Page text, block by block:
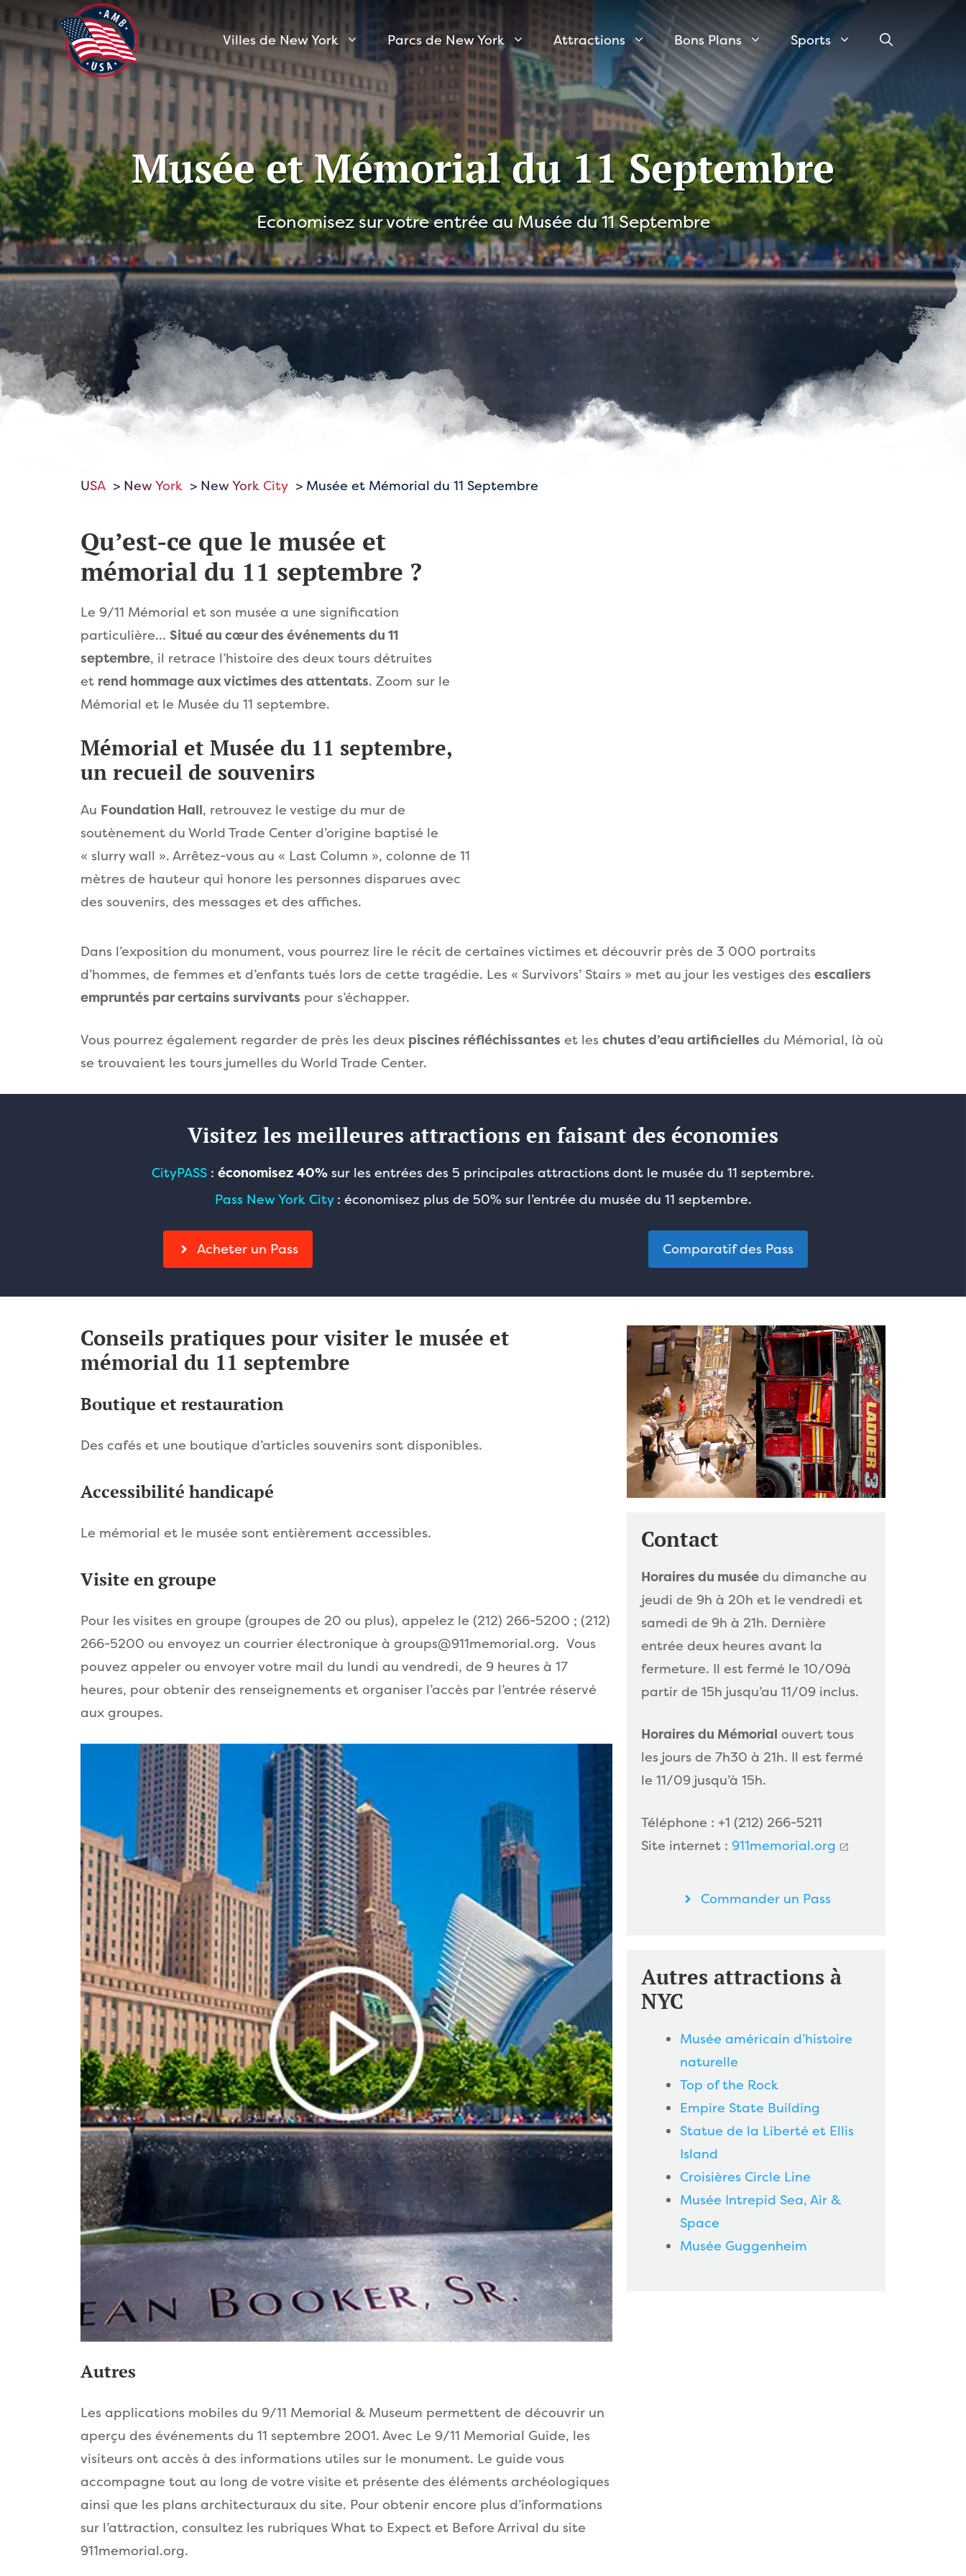
Aller
au
contenu
Villes de New York Parcs de New York Attractions Bons Plans Sports
Musée et Mémorial du 11 Septembre
Economisez sur votre entrée au Musée du 11 Septembre
USA New York New York City Musée et Mémorial du 11 Septembre
Qu’est-ce que le musée et
mémorial du 11 septembre ?
Le 9/11 Mémorial et son musée a une signification
particulière… Situé au cœur des événements du 11
septembre, il retrace l’histoire des deux tours détruites
et rend hommage aux victimes des attentats. Zoom sur le
Mémorial et le Musée du 11 septembre.
Mémorial et Musée du 11 septembre,
un recueil de souvenirs
Au Foundation Hall, retrouvez le vestige du mur de
soutènement du World Trade Center d’origine baptisé le
« slurry wall ». Arrêtez-vous au « Last Column », colonne de 11
mètres de hauteur qui honore les personnes disparues avec
des souvenirs, des messages et des affiches.
Dans l’exposition du monument, vous pourrez lire le récit de certaines victimes et découvrir près de 3 000 portraits
d’hommes, de femmes et d’enfants tués lors de cette tragédie. Les « Survivors’ Stairs » met au jour les vestiges des escaliers
empruntés par certains survivants pour s’échapper.
Vous pourrez également regarder de près les deux piscines réfléchissantes et les chutes d’eau artificielles du Mémorial, là où
se trouvaient les tours jumelles du World Trade Center.
Visitez les meilleures attractions en faisant des économies
CityPASS : économisez 40% sur les entrées des 5 principales attractions dont le musée du 11 septembre.
Pass New York City: économisez plus de 50% sur l’entrée du musée du 11 septembre.
Acheter un Pass Comparatif des Pass
Conseils pratiques pour visiter le musée et
mémorial du 11 septembre
Boutique et restauration
Des cafés et une boutique d’articles souvenirs sont disponibles.
Accessibilité handicapé
Le mémorial et le musée sont entièrement accessibles.
Visite en groupe
Pour les visites en groupe (groupes de 20 ou plus), appelez le (212) 266-5200 ; (212)
266-5200 ou envoyez un courrier électronique à groups@911memorial.org. Vous
pouvez appeler ou envoyer votre mail du lundi au vendredi, de 9 heures à 17
heures, pour obtenir des renseignements et organiser l’accès par l’entrée réservé
aux groupes.
Autres
Les applications mobiles du 9/11 Memorial & Museum permettent de découvrir un
aperçu des événements du 11 septembre 2001. Avec Le 9/11 Memorial Guide, les
visiteurs ont accès à des informations utiles sur le monument. Le guide vous
accompagne tout au long de votre visite et présente des éléments archéologiques
ainsi que les plans architecturaux du site. Pour obtenir encore plus d’informations
sur l’attraction, consultez les rubriques What to Expect et Before Arrival du site
911memorial.org.
Contact
Horaires du muséedu dimanche au
jeudi de 9h à 20h et le vendredi et
samedi de 9h à 21h. Dernière
entrée deux heures avant la
fermeture. Il est fermé le 10/09à
partir de 15h jusqu’au 11/09 inclus.
Horaires du Mémorial ouvert tous
les jours de 7h30 à 21h. Il est fermé
le 11/09 jusqu’à 15h.
Téléphone : +1 (212) 266-5211
Site internet : 911memorial.org
Commander un Pass
Autres attractions à
NYC
Musée américain d’histoire
naturelle
Top of the Rock
Empire State Building
Statue de la Liberté et Ellis
Island
Croisières Circle Line
Musée Intrepid Sea, Air &
Space
Musée Guggenheim